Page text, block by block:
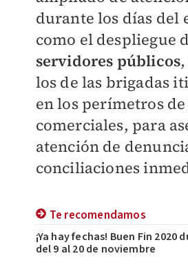
durante los días del
como el despliegue
servidores públicos
los de las brigadas
en los perímetros de
comerciales, para
atención de
conciliaciones
Te recomendamos
¡Ya hay fechas! Buen Fin 2020
del 9 al 20 de noviembre